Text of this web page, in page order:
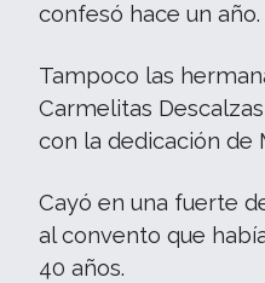
confesó hace un año.
Tampoco las
Carmelitas
con la dedicación de
Cayó en una fuerte
al convento que
40 años.